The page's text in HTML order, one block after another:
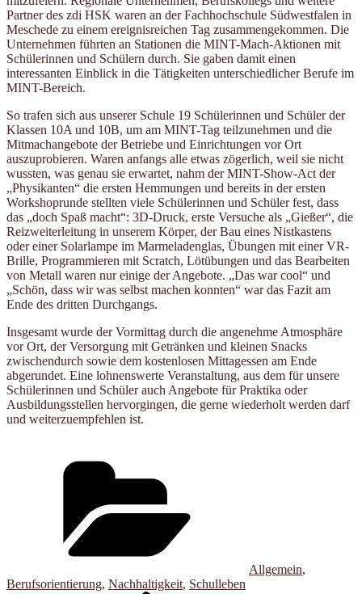
Partner des zdi HSK waren an der Fachhochschule Südwestfalen in
Meschede zu einem ereignisreichen Tag zusammengekommen. Die
Unternehmen führten an Stationen die MINT-Mach-Aktionen mit
Schülerinnen und Schülern durch. Sie gaben damit einen
interessanten Einblick in die Tätigkeiten unterschiedlicher Berufe im
MINT-Bereich.
So trafen sich aus unserer Schule 19 Schülerinnen und Schüler der
Klassen 10A und 10B, um am MINT-Tag teilzunehmen und die
Mitmachangebote der Betriebe und Einrichtungen vor Ort
auszuprobieren. Waren anfangs alle etwas zögerlich, weil sie nicht
wussten, was genau sie erwartet, nahm der MINT-Show-Act der
„Physikanten“ die ersten Hemmungen und bereits in der ersten
Workshoprunde stellten viele Schülerinnen und Schüler fest, dass
das „doch Spaß macht“: 3D-Druck, erste Versuche als „Gießer“, die
Reizweiterleitung in unserem Körper, der Bau eines Nistkastens
oder einer Solarlampe im Marmeladenglas, Übungen mit einer VR-
Brille, Programmieren mit Scratch, Lötübungen und das Bearbeiten
von Metall waren nur einige der Angebote. „Das war cool“ und
„Schön, dass wir was selbst machen konnten“ war das Fazit am
Ende des dritten Durchgangs.
Insgesamt wurde der Vormittag durch die angenehme Atmosphäre
vor Ort, der Versorgung mit Getränken und kleinen Snacks
zwischendurch sowie dem kostenlosen Mittagessen am Ende
abgerundet. Eine lohnenswerte Veranstaltung, aus dem für unsere
Schülerinnen und Schüler auch Angebote für Praktika oder
Ausbildungsstellen hervorgingen, die gerne wiederholt werden darf
und weiterzuempfehlen ist.
Allgemein,
Berufsorientierung, Nachhaltigkeit, Schulleben